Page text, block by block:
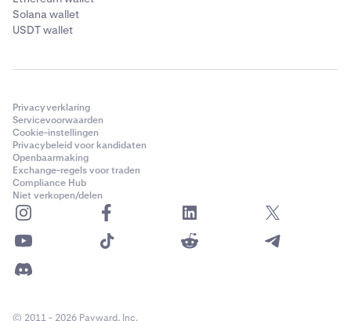
Solana wallet
USDT wallet
Privacyverklaring
Servicevoorwaarden
Cookie-instellingen
Privacybeleid voor kandidaten
Openbaarmaking
Exchange-regels voor traden
Compliance Hub
Niet verkopen/delen
© 2011 - 2026 Payward, Inc.